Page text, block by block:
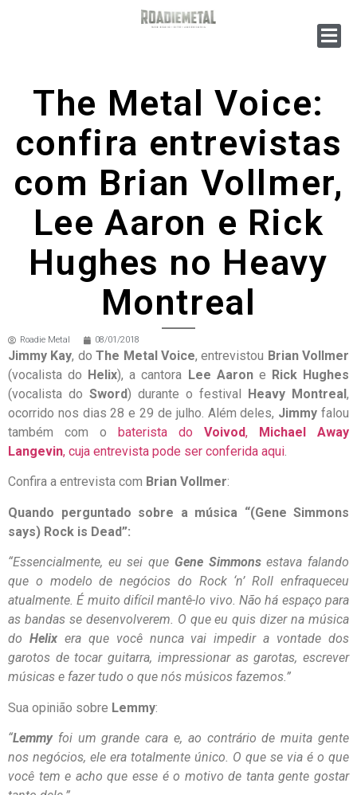
The Metal Voice:
confira entrevistas
com Brian Vollmer,
Lee Aaron e Rick
Hughes no Heavy
Montreal
Roadie Metal 08/01/2018
Jimmy Kay, doThe Metal Voice, entrevistou Brian Vollmer
(vocalista do Helix), a cantora Lee Aarone Rick Hughes
(vocalista do Sword) durante o festival Heavy Montreal,
ocorrido nos dias 28 e 29 de julho. Além deles, Jimmy falou
também com o baterista do Voivod, Michael Away
Langevin, cuja entrevista pode ser conferida aqui.
Confira a entrevista com Brian Vollmer:
Quando perguntado sobre a música “(Gene Simmons
says) Rock is Dead”:
“Essencialmente, eu sei que Gene Simmonsestava falando
que o modelo de negócios do Rock ‘n’ Roll enfraqueceu
atualmente. É muito difícil mantê-lo vivo. Não há espaço para
as bandas se desenvolverem. O que eu quis dizer na música
do Helixera que você nunca vai impedir a vontade dos
garotos de tocar guitarra, impressionar as garotas, escrever
músicas e fazer tudo o que nós músicos fazemos.”
Sua opinião sobre Lemmy:
“Lemmyfoi um grande cara e, ao contrário de muita gente
nos negócios, ele era totalmente único. O que se via é o que
você tem e acho que esse é o motivo de tanta gente gostar